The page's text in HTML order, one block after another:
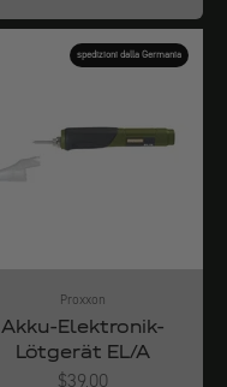
spedizioni dalla Germania
Proxxon
Akku-Elektronik-
Lötgerät EL/A
Angebot
$39.00